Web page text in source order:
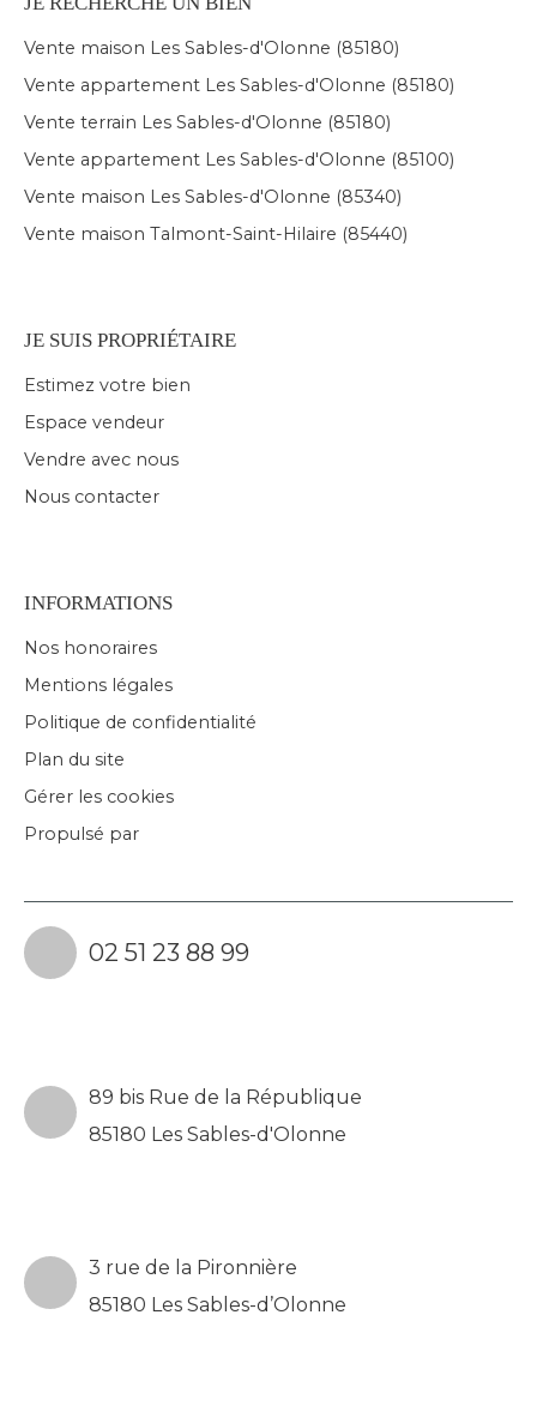
Vente maison Les Sables-d'Olonne (85180)
Vente appartement Les Sables-d'Olonne (85180)
Vente terrain Les Sables-d'Olonne (85180)
Vente appartement Les Sables-d'Olonne (85100)
Vente maison Les Sables-d'Olonne (85340)
Vente maison Talmont-Saint-Hilaire (85440)
JE SUIS PROPRIÉTAIRE
Estimez votre bien
Espace vendeur
Vendre avec nous
Nous contacter
INFORMATIONS
Nos honoraires
Mentions légales
Politique de confidentialité
Plan du site
Gérer les cookies
Propulsé par
02 51 23 88 99
89 bis Rue de la République
85180 Les Sables-d'Olonne
3 rue de la Pironnière
85180 Les Sables-d’Olonne